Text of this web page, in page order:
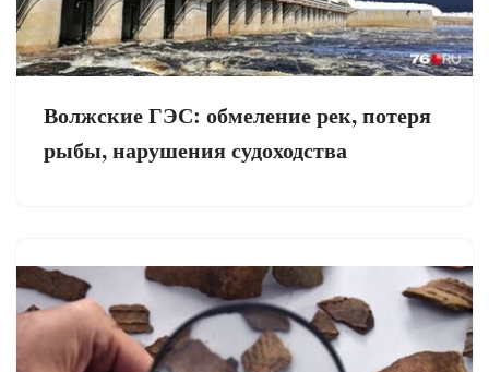
Волжские ГЭС: обмеление рек, потеря
рыбы, нарушения судоходства